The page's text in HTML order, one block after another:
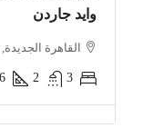
وايد جاردن
القاهرة
3
2